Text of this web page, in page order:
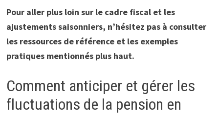
Pour aller plus loin sur le cadre fiscal et les
ajustements saisonniers, n’hésitez pas à consulter
les ressources de référence et les exemples
pratiques mentionnés plus haut.
Comment anticiper et gérer les
fluctuations de la pension en